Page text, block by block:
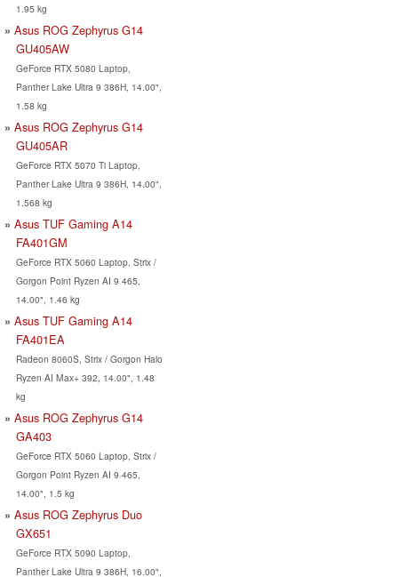
1.95 kg
Asus ROG Zephyrus G14
GU405AW
GeForce RTX 5080 Laptop,
Panther Lake Ultra 9 386H, 14.00",
1.58 kg
Asus ROG Zephyrus G14
GU405AR
GeForce RTX 5070 Ti Laptop,
Panther Lake Ultra 9 386H, 14.00",
1.568 kg
Asus TUF Gaming A14
FA401GM
GeForce RTX 5060 Laptop, Strix /
Gorgon Point Ryzen AI 9 465,
14.00", 1.46 kg
Asus TUF Gaming A14
FA401EA
Radeon 8060S, Strix / Gorgon Halo
Ryzen AI Max+ 392, 14.00", 1.48
kg
Asus ROG Zephyrus G14
GA403
GeForce RTX 5060 Laptop, Strix /
Gorgon Point Ryzen AI 9 465,
14.00", 1.5 kg
Asus ROG Zephyrus Duo
GX651
GeForce RTX 5090 Laptop,
Panther Lake Ultra 9 386H, 16.00",